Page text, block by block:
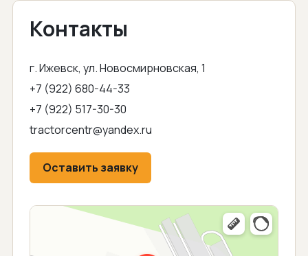
Контакты
г. Ижевск, ул. Новосмирновская, 1
+7 (922) 680-44-33
+7 (922) 517-30-30
tractorcentr@yandex.ru
Оставить заявку